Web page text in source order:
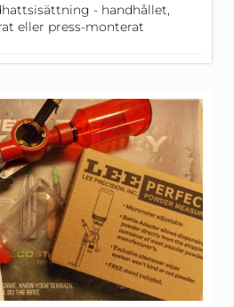
- handhållet,
eller press-monterat